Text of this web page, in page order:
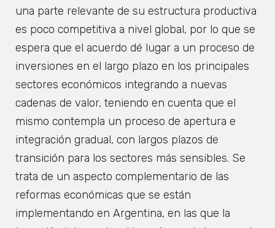
una parte relevante de su estructura productiva
es poco competitiva a nivel global, por lo que se
espera que el acuerdo dé lugar a un proceso de
inversiones en el largo plazo en los principales
sectores económicos integrando a nuevas
cadenas de valor, teniendo en cuenta que el
mismo contempla un proceso de apertura e
integración gradual, con largos plazos de
transición para los sectores más sensibles. Se
trata de un aspecto complementario de las
reformas económicas que se están
implementando en Argentina, en las que la